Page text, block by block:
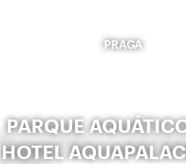
PRAGA
PARQUE
HOTEL